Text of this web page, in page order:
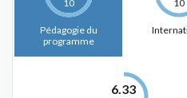
10
Pédagogie du
programme
10
6.33